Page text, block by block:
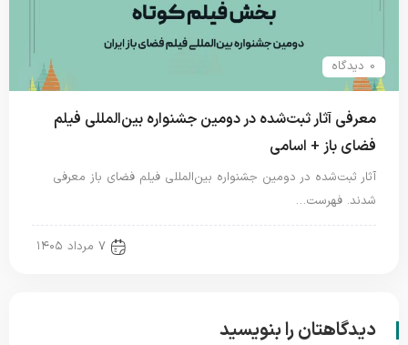
0 دیدگاه
معرفی آثار ثبت‌شده در دومین جشنواره بین‌المللی فیلم
فضای باز + اسامی
آثار ثبت‌شده در دومین جشنواره بین‌المللی فیلم فضای باز معرفی
شدند. فهرست…
۷ مرداد ۱۴۰۵
دیدگاهتان را بنویسید